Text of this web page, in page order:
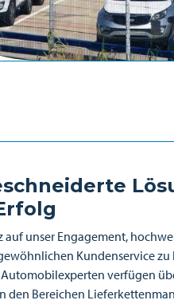
auf unser Engagement,
Kundenservice zu
verfügen
den Bereichen